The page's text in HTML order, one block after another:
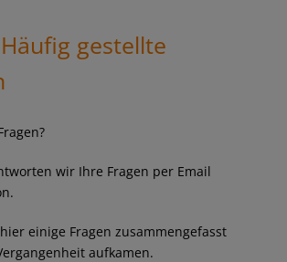
gestellte
wir Ihre Fragen per Email
einige Fragen zusammengefasst
aufkamen.